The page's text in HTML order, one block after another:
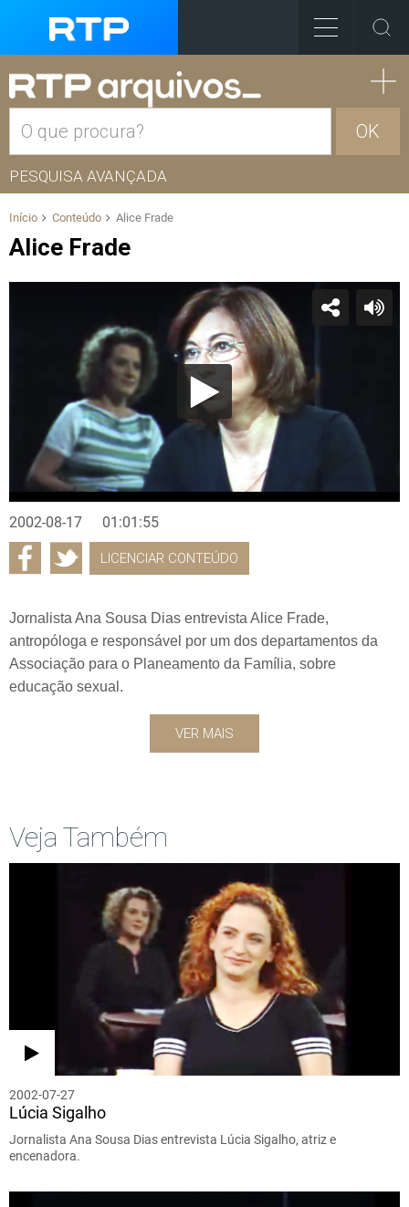
OK
PESQUISA AVANÇADA
Início Conteúdo Alice Frade
Alice Frade
2002-08-17 01:01:55
LICENCIAR CONTEÚDO
Jornalista Ana Sousa Dias entrevista Alice Frade,
antropóloga e responsável por um dos departamentos da
Associação para o Planeamento da Família, sobre
educação sexual.
VER MAIS
Veja Também
2002-07-27
Lúcia Sigalho
Jornalista Ana Sousa Dias entrevista Lúcia Sigalho, atriz e
encenadora.